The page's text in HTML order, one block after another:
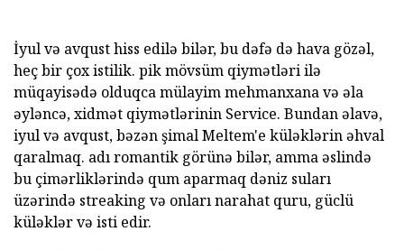
İyul və avqust hiss edilə bilər, bu dəfə də hava gözəl,
heç bir çox istilik. pik mövsüm qiymətləri ilə
müqayisədə olduqca mülayim mehmanxana və əla
əyləncə, xidmət qiymətlərinin Service. Bundan əlavə,
iyul və avqust, bəzən şimal Meltem'e küləklərin əhval
qaralmaq. adı romantik görünə bilər, amma əslində
bu çimərliklərində qum aparmaq dəniz suları
üzərində streaking və onları narahat quru, güclü
küləklər və isti edir.